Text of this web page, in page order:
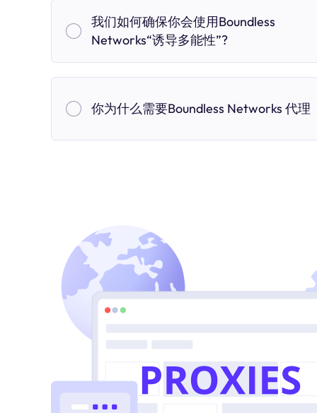
我们如何确保你会使用Boundless
Networks“诱导多能性”?
你为什么需要Boundless Networks 代理